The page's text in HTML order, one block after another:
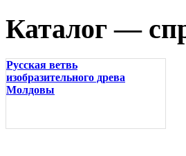
Каталог —
Русская ветвь
изобразительного древа
Молдовы